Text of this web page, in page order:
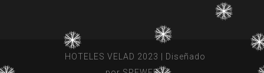
HOTELES VELAD 2023 | Diseñado